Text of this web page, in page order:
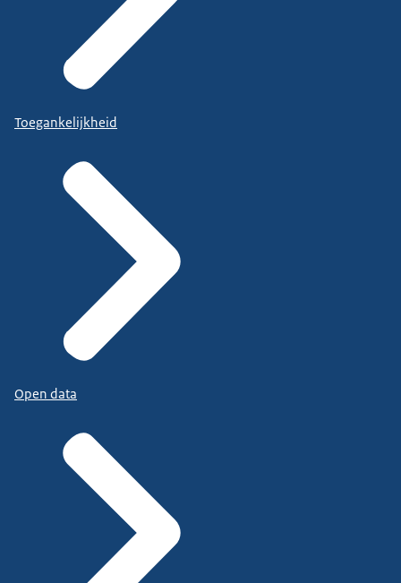
Toegankelijkheid
Open data